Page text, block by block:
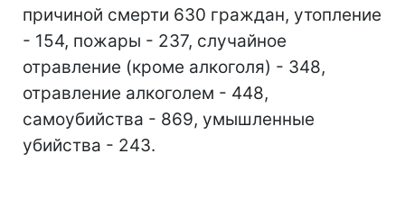
причиной смерти 630 граждан, утопление
- 154, пожары - 237, случайное
отравление (кроме алкоголя) - 348,
отравление алкоголем - 448,
самоубийства - 869, умышленные
убийства - 243.